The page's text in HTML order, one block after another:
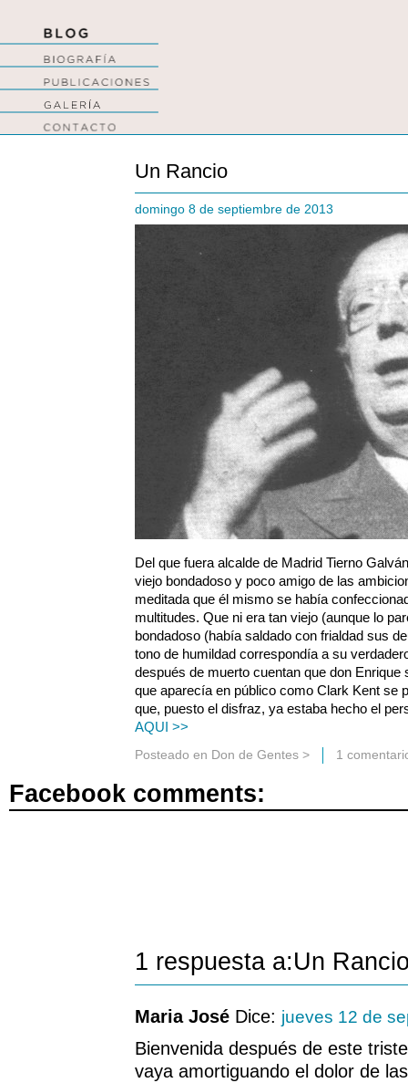
Un Rancio
domingo 8 de septiembre de 2013
Del que fuera alcalde de Madrid Tierno
viejo bondadoso y poco amigo de las
meditada que él mismo se había
multitudes. Que ni era tan viejo (aunque lo
bondadoso (había saldado con frialdad sus
tono de humildad correspondía a su
después de muerto cuentan que don Enrique
que aparecía en público como Clark Kent se
que, puesto el disfraz, ya estaba hecho el
AQUI >>
Posteado en Don de Gentes > 1
Facebook comments:
1 respuesta a:Un
Maria José Dice: jueves 12 de
Bienvenida después de este
vaya amortiguando el dolor de